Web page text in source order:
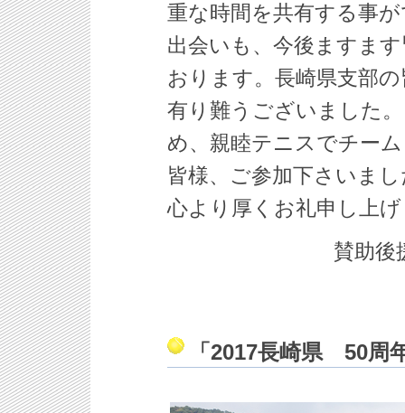
重な時間を共有する事
出会いも、今後ますま
おります。長崎県支部
有り難うございました
め、親睦テニスでチー
皆様、ご参加下さいま
心より厚くお礼申し上
賛助
「2017長崎県 50周